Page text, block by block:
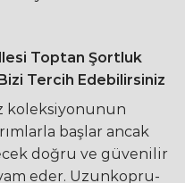
Toptan Şortluk
Tercih Edebilirsiniz
koleksiyonunun
başlar ancak
doğru ve güvenilir
eder. Uzunkopru-